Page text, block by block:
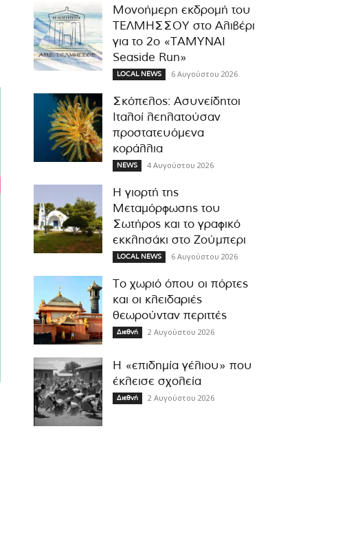
Μονοήμερη εκδρομή του
ΤΕΛΜΗΣΣΟΥ στο Αλιβέρι
για το 2ο «ΤΑΜΥΝΑΙ
Seaside Run»
LOCAL NEWS 6 Αυγούστου 2026
Σκόπελος: Ασυνείδητοι
Ιταλοί λεηλατούσαν
προστατευόμενα
κοράλλια
NEWS 4 Αυγούστου 2026
Η γιορτή της
Μεταμόρφωσης του
Σωτήρος και το γραφικό
εκκλησάκι στο Ζούμπερι
LOCAL NEWS 6 Αυγούστου 2026
Το χωριό όπου οι πόρτες
και οι κλειδαριές
θεωρούνταν περιττές
Διεθνή 2 Αυγούστου 2026
Η «επιδημία γέλιου» που
έκλεισε σχολεία
Διεθνή 2 Αυγούστου 2026